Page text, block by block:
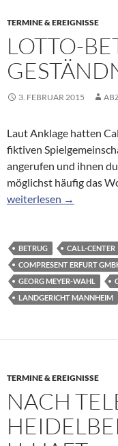
TERMINE & EREIGNISSE
LOTTO-
3. FEBRUAR 2015
Laut Anklage hatten
fiktiven
angerufen und ihnen
möglichst häufig das
Lotto-Betrüger legt
weiterlesen →
BETRUG CALL-CENTER
COMPRESENT ERFURT
GEORG MEYER-WAHL
LANDGERICHT MANNHEIM
TERMINE & EREIGNISSE
NACH